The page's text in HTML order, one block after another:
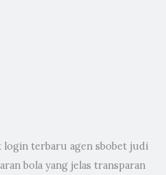
login terbaru agen sbobet judi
bola yang jelas transparan